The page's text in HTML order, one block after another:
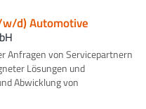
d) Automotive
Anfragen von Servicepartnern
Lösungen und
Abwicklung von